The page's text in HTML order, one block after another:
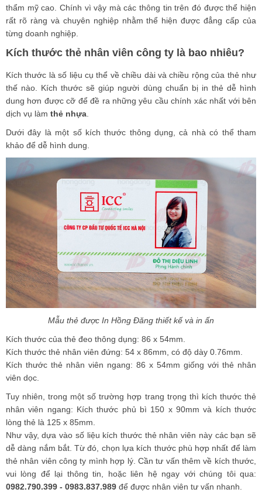
thẩm mỹ cao. Chính vì vậy mà các thông tin trên đó được thể hiện
rất rõ ràng và chuyên nghiệp nhằm thể hiện được đẳng cấp của
từng doanh nghiệp.
Kích thước thẻ nhân viên công ty là bao nhiêu?
Kích thước là số liệu cụ thể về chiều dài và chiều rộng của thẻ như
thế nào. Kích thước sẽ giúp người dùng chuẩn bị in thẻ dễ hình
dung hơn được cỡ để đề ra những yêu cầu chính xác nhất với bên
dịch vụ làm thẻ nhựa
Dưới đây là một số kích thước thông dụng, cả nhà có thể tham
khảo để dễ hình dung.
Mẫu thẻ được In Hồng Đăng thiết kế và in ấn
Kích thước của thẻ đeo thông dụng: 86 x 54mm.
Kích thước thẻ nhân viên đứng: 54 x 86mm, có độ dày 0.76mm.
Kích thước thẻ nhân viên ngang: 86 x 54mm giống với thẻ nhân
viên dọc.
Tuy nhiên, trong một số trường hợp trang trọng thì kích thước thẻ
nhân viên ngang: Kích thước phủ bì 150 x 90mm và kích thước
lòng thẻ là 125 x 85mm.
Như vậy, dựa vào số liệu kích thước thẻ nhân viên này các bạn sẽ
dễ dàng nắm bắt. Từ đó, chọn lựa kích thước phù hợp nhất để làm
thẻ nhân viên công ty mình hợp lý. Cần tư vấn thêm về kích thước,
vui lòng để lại thông tin, hoặc liên hệ ngay với chúng tôi qua:
0982.790.399 - 0983.837.989 để được nhân viên tư vấn nhanh.